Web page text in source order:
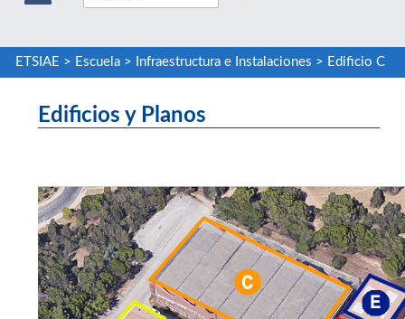
ETSIAE > Escuela> Infraestructura e Instalaciones > Edificio C
Edificios y Planos